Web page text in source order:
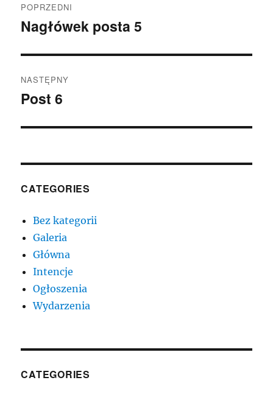
wpisu
POPRZEDNI
Poprzedni
Nagłówek posta 5
NASTĘPNY
Następny
Post 6
CATEGORIES
Bez kategorii
Galeria
Główna
Intencje
Ogłoszenia
Wydarzenia
CATEGORIES